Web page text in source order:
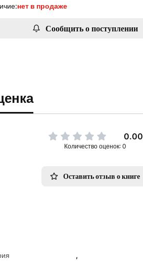
нет в продаже
Сообщить о поступлении
0.00
Количество оценок: 0
Оставить отзыв о книге
,